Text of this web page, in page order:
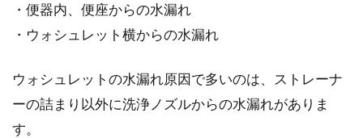
・便器内、便座からの水漏れ
・ウォシュレット横からの水漏れ
ウォシュレットの水漏れ原因で多いのは、ストレーナ
ーの詰まり以外に洗浄ノズルからの水漏れがありま
す。